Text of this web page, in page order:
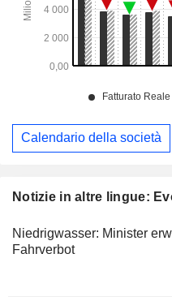
Notizie in altre lingue:
Niedrigwasser: Minister
Fahrverbot
Calendario della società